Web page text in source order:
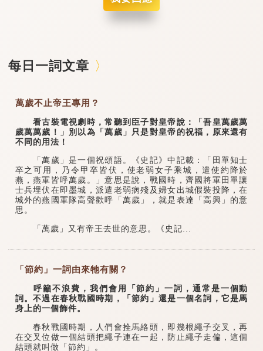
每日一詞文章
萬歲不止帝王專用？
看古裝電視劇時，常聽到臣子對皇帝說：「吾皇萬歲萬
歲萬萬歲！」別以為「萬歲」只是對皇帝的祝福，原來還有
不同的用法！
「萬歲」是一個祝頌語。《史記》中記載：「田單知士
卒之可用，乃令甲卒皆伏，使老弱女子乘城，遣使約降於
燕，燕軍皆呼萬歲。」意思是說，戰國時，齊國將軍田單讓
士兵埋伏在即墨城，派遣老弱病殘及婦女出城假裝投降，在
城外的燕國軍隊高聲歡呼「萬歲」，就是表達「高興」的意
思。
「萬歲」又有帝王去世的意思。《史記...
「節約」一詞由來牠有關？
呼籲不浪費，我們會用「節約」一詞，通常是一個動
詞。不過在春秋戰國時期，「節約」還是一個名詞，它是馬
身上的一個飾件。
春秋戰國時期，人們會拴馬絡頭，即幾根繩子交叉，再
在交叉位做一個結頭把繩子連在一起，防止繩子走偏，這個
結頭就叫做「節約」。